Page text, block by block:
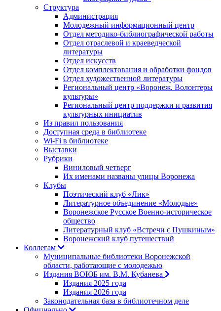
Структура
Администрация
Молодежный информационный центр
Отдел методико-библиографической работы
Отдел отраслевой и краеведческой
литературы
Отдел искусств
Отдел комплектования и обработки фондов
Отдел художественной литературы
Региональный центр «Воронеж. Волонтеры
культуры»
Региональный центр поддержки и развития
культурных инициатив
Из правил пользования
Доступная среда в библиотеке
Wi-Fi в библиотеке
Выставки
Рубрики
Виниловый четверг
Их именами названы улицы Воронежа
Клубы
Поэтический клуб «Лик»
Литературное объединение «Молодые»
Воронежское Русское Военно-историческое
общество
Литературный клуб «Встречи с Пушкиным»
Воронежский клуб путешествий
Коллегам
Муниципальные библиотеки Воронежской
области, работающие с молодежью
Издания ВОЮБ им. В.М. Кубанева
Издания 2025 года
Издания 2026 года
Законодательная база в библиотечном деле